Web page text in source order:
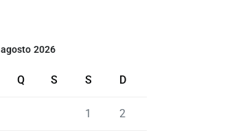
agosto 2026
Q S S D
1 2